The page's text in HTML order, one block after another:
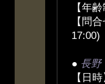
【年
【問
17:00)
● 長野
【日